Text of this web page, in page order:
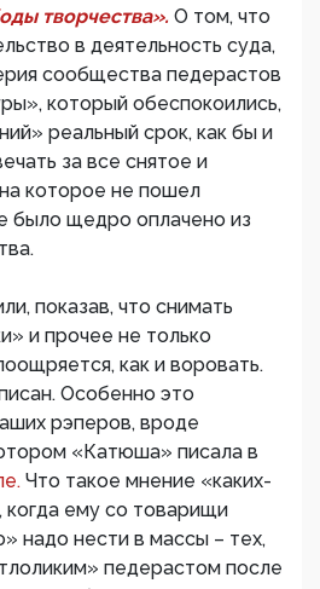
творчества». О том, что
в деятельность суда,
сообщества педерастов
который обеспокоились,
реальный срок, как бы и
за все снятое и
которое не пошел
было щедро оплачено из
показав, что снимать
и прочее не только
как и воровать.
Особенно это
рэперов, вроде
«Катюша» писала в
Что такое мнение «каких-
когда ему со товарищи
надо нести в массы – тех,
педерастом после